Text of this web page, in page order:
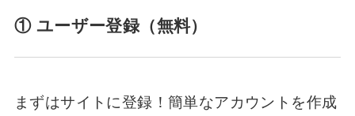
① ユーザー登録（無料）
まずはサイトに登録！簡単なアカウントを作成